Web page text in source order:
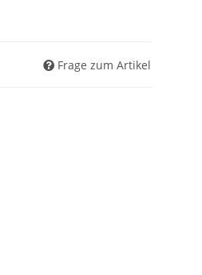
Frage zum Artikel